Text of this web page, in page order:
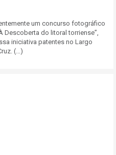
um concurso fotográfico
Descoberta do litoral torriense”,
iniciativa patentes no Largo
(...)